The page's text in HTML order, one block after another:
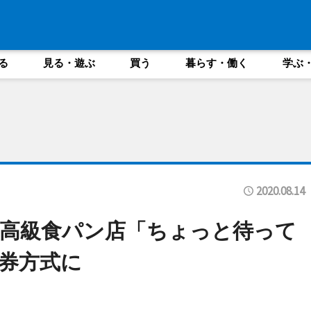
見る・遊ぶ 買う 暮らす・働く 学ぶ
2020.08.14
級食パン店「ちょっと待って
方式に